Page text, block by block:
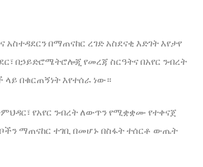
አስተዳደርን በማጠናከር ረገድ አስደናቂ እድገት እየታየ
በኃይድሮሜትሮሎጂ የመረጃ ስርዓትና በአየር ንብረት
በቁርጠኝነት እየተሰራ ነው።
የአየር ንብረት ለውጥን የሚቋቋሙ የተቀናጀ
ማጠናከር ተገቢ በመሆኑ በስፋት ተሰርቶ ውጤት